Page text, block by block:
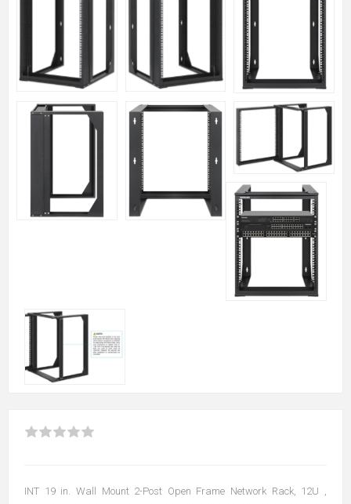
INT 19 in. Wall Mount 2-Post Open Frame Network Rack, 12U ,